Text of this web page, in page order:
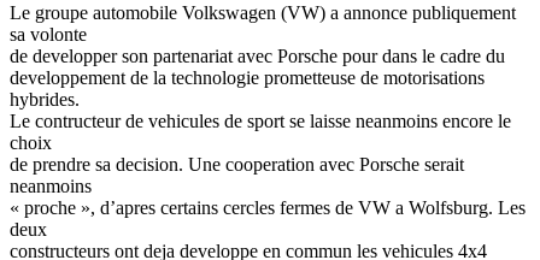
Le groupe automobile Volkswagen (VW) a annonce publiquement
sa volonte
de developper son partenariat avec Porsche pour dans le cadre du
developpement de la technologie prometteuse de motorisations
hybrides.
Le contructeur de vehicules de sport se laisse neanmoins encore le
choix
de prendre sa decision. Une cooperation avec Porsche serait
neanmoins
« proche », d’apres certains cercles fermes de VW a Wolfsburg. Les
deux
constructeurs ont deja developpe en commun les vehicules 4x4